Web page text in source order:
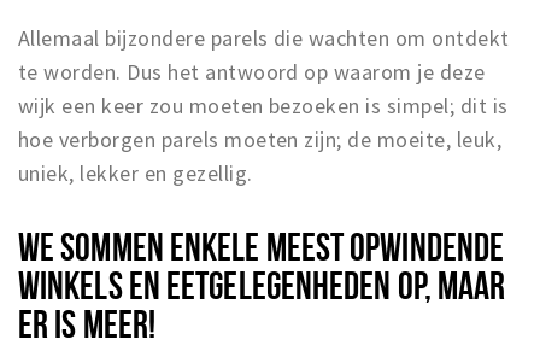
Allemaal bijzondere parels die wachten om ontdekt
te worden. Dus het antwoord op waarom je deze
wijk een keer zou moeten bezoeken is simpel; dit is
hoe verborgen parels moeten zijn; de moeite, leuk,
uniek, lekker en gezellig.
WE SOMMEN ENKELE MEEST OPWINDENDE
WINKELS EN EETGELEGENHEDEN OP, MAAR
ER IS MEER!